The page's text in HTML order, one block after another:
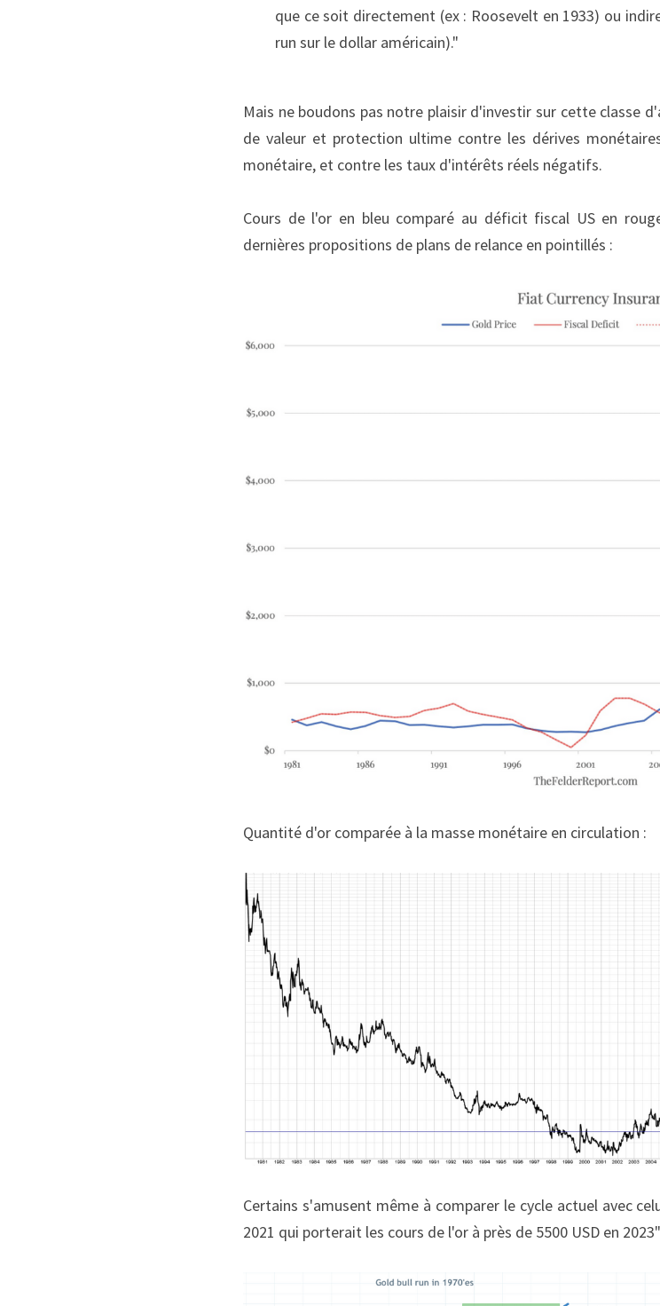
que ce soit directement (ex : Roosevelt en 1933) ou
run sur le dollar américain)."
Mais ne boudons pas notre plaisir d'investir sur cette classe
de valeur et protection ultime contre les dérives
monétaire, et contre les taux d'intérêts réels négatifs.
Cours de l'or en bleu comparé au déficit fiscal US en
dernières propositions de plans de relance en pointillés :
Quantité d'or comparée à la masse monétaire en circulation :
Certains s'amusent même à comparer le cycle actuel avec
2021 qui porterait les cours de l'or à près de 5500 USD en